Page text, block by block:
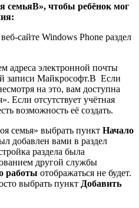
семьяВ», чтобы ребёнок мог
сайте Windows Phone раздел
адреса электронной почты
записи Майкрософт.В Если
на это, вам доступна
Если отсутствует учётная
возможность её создать.
семья» выбрать пункт Начало
добавлен вами в раздел
раздела была
другой службы
работы отображаться не будет.
выбрать пункт Добавить